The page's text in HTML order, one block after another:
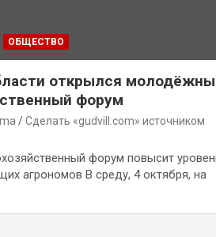
ОБЩЕСТВО
открылся
форум
Сделать «gudvill.com» источником
форум повысит
агрономов В среду, 4 октября, на